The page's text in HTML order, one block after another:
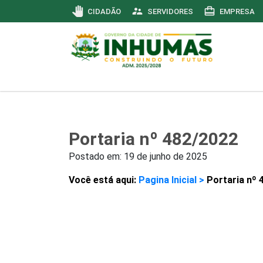
pan_tool CIDADÃO supervisor_account SERVIDORES card_travel EMPRESA
Portaria nº 482/2022
Postado em: 19 de junho de 2025
Você está aqui: Pagina Inicial > Portaria nº